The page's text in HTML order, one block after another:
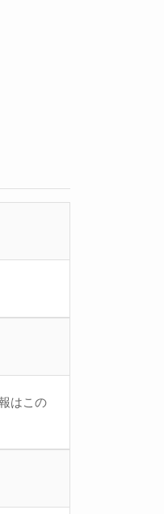
はこの